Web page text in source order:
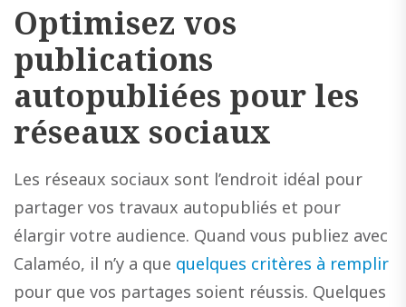
Optimisez vos
publications
autopubliées pour les
réseaux sociaux
Les réseaux sociaux sont l’endroit idéal pour
partager vos travaux autopubliés et pour
élargir votre audience. Quand vous publiez avec
Calaméo, il n’y a que quelques critères à remplir
pour que vos partages soient réussis. Quelques